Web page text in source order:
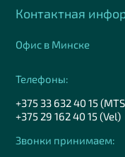
Контактная
Офис в Минске
Телефоны:
+375 33 632 40 15
+375 29 162 40 15 (Vel)
Звонки принимаем: